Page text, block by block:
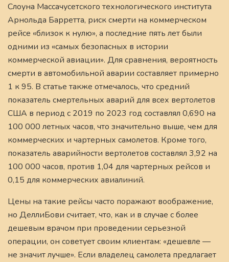
Слоуна Массачусетского технологического института
Арнольда Барретта, риск смерти на коммерческом
рейсе «близок к нулю», а последние пять лет были
одними из «самых безопасных в истории
коммерческой авиации». Для сравнения, вероятность
смерти в автомобильной аварии составляет примерно
1 к 95. В статье также отмечалось, что средний
показатель смертельных аварий для всех вертолетов
США в период с 2019 по 2023 год составлял 0,690 на
100 000 летных часов, что значительно выше, чем для
коммерческих и чартерных самолетов. Кроме того,
показатель аварийности вертолетов составлял 3,92 на
100 000 часов, против 1,04 для чартерных рейсов и
0,15 для коммерческих авиалиний.
Цены на такие рейсы часто поражают воображение,
но ДеллиБови считает, что, как и в случае с более
дешевым врачом при проведении серьезной
операции, он советует своим клиентам: «дешевле —
не значит лучше». Если владелец самолета предлагает